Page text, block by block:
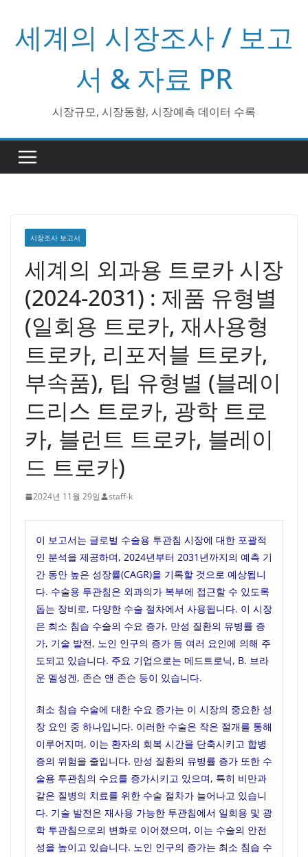
기
세계의 시장조사 / 보고
서 & 자료 PR
시장규모, 시장동향, 시장예측 데이터 수록
시장조사 보고서
세계의 외과용 트로카 시장
(2024-2031) : 제품 유형별
(일회용 트로카, 재사용형
트로카, 리포저블 트로카,
부속품), 팁 유형별 (블레이
드리스 트로카, 광학 트로
카, 블런트 트로카, 블레이
드 트로카)
2024년 11월 29일 staff-k
이 보고서는 글로벌 수술용 투관침 시장에 대한 포괄적
인 분석을 제공하며, 2024년부터 2031년까지의 예측 기
간 동안 높은 성장률(CAGR)을 기록할 것으로 예상됩니
다. 수술용 투관침은 외과의가 복부에 접근할 수 있도록
돕는 장비로, 다양한 수술 절차에서 사용됩니다. 이 시장
은 최소 침습 수술의 수요 증가, 만성 질환의 유병률 증
가, 기술 발전, 노인 인구의 증가 등 여러 요인에 의해 주
도되고 있습니다. 주요 기업으로는 메드트로닉, B. 브라
운 멜성겐, 존슨 앤 존슨 등이 있습니다.
최소 침습 수술에 대한 수요 증가는 이 시장의 중요한 성
장 요인 중 하나입니다. 이러한 수술은 작은 절개를 통해
이루어지며, 이는 환자의 회복 시간을 단축시키고 합병
증의 위험을 줄입니다. 만성 질환의 유병률 증가 또한 수
술용 투관침의 수요를 증가시키고 있으며, 특히 비만과
같은 질병의 치료를 위한 수술 절차가 늘어나고 있습니
다. 기술 발전은 재사용 가능한 투관침에서 일회용 및 광
학 투관침으로의 변화로 이어졌으며, 이는 수술의 안전
성을 높이고 있습니다. 노인 인구의 증가는 최소 침습 수